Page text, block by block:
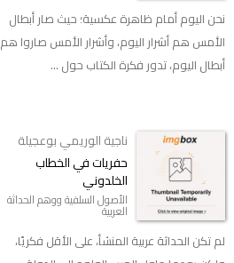
نحن اليوم أمام ظاهرة عكسية؛ حيث صار أبطال
الأمس هم أشرار اليوم، وأشرار الأمس صاروا هم
أبطال اليوم، تدور فكرة الكتاب حول ...
ناجية الوريمي بوعجيلة
حفريات في الخطاب
الخلدوني
الأصول السلفية ووهم الحداثة
العربية
لم تكن الحداثة عربية المنشأ، على الأقل فكريًا،